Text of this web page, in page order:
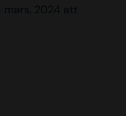
mars, 2024 att